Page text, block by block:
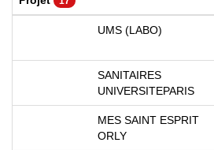
UMS (LABO)
SANITAIRES
UNIVERSITEPARIS
MES SAINT ESPRIT
ORLY